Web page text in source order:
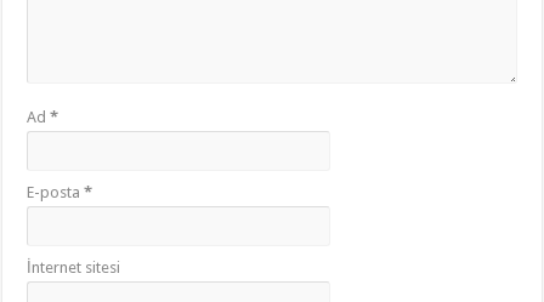
Ad*
E-posta*
İnternet sitesi